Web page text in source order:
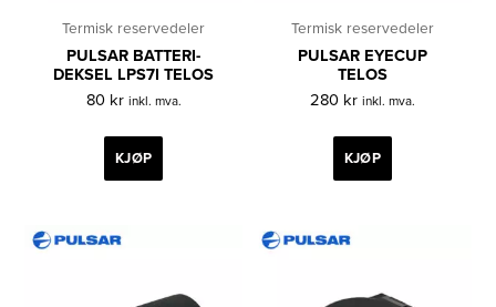
Termisk reservedeler
PULSAR BATTERI-
DEKSEL LPS7I TELOS
80 kr inkl. mva.
KJØP
Termisk reservedeler
PULSAR EYECUP
TELOS
280 kr inkl. mva.
KJØP